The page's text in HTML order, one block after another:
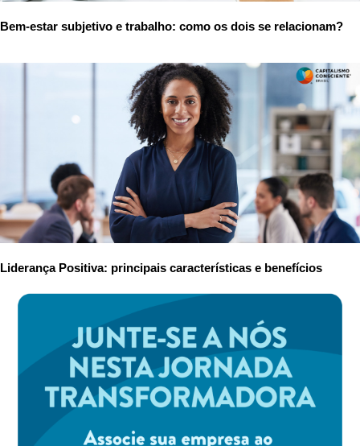
Bem-estar subjetivo e trabalho: como os dois se relacionam?
Liderança Positiva: principais características e benefícios